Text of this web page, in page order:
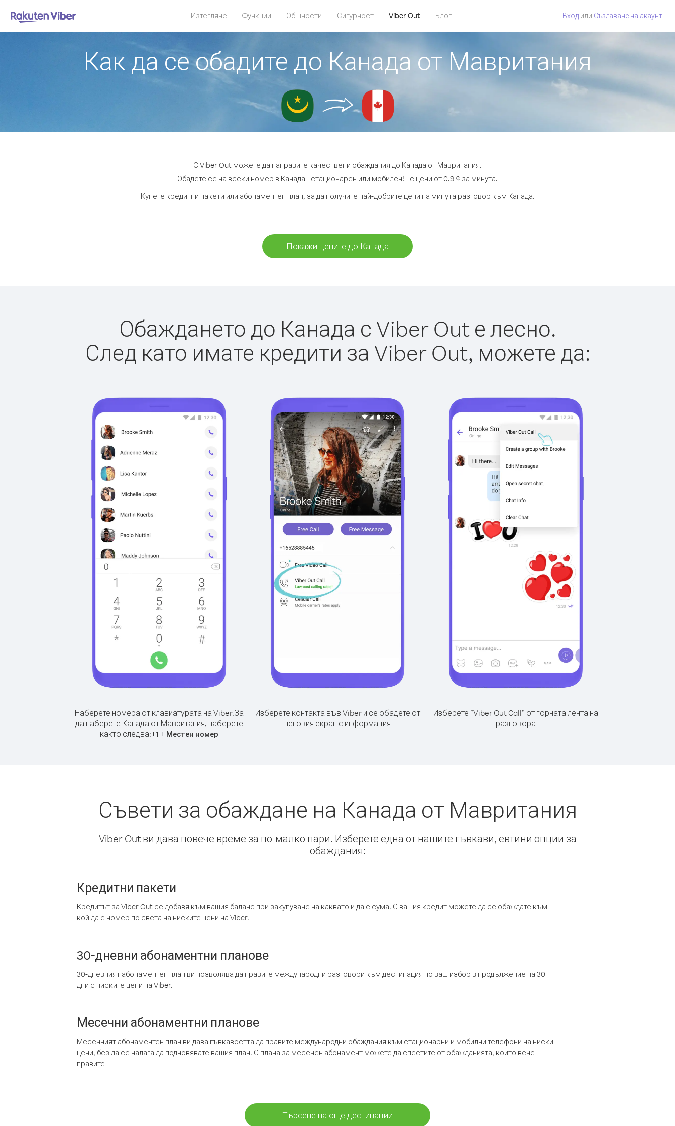
Изтегляне Функции Общности Сигурност Viber Out Блог Вход или Създаване на акаунт
Как да се обадите до Канада от Мавритания
С Viber Out можете да направите качествени обаждания до Канада от Мавритания.
Обадете се на всеки номер в Канада - стационарен или мобилен! - с цени от 0.9 ¢ за минута.
Купете кредитни пакети или абонаментен план, за да получите най-добрите цени на минута разговор към Канада.
Покажи цените до Канада
Обаждането до Канада с Viber Out е лесно.
След като имате кредити за Viber Out, можете да:
Наберете номера от клавиатурата на Viber.За
да наберете Канада от Мавритания, наберете
както следва:+1 + Местен номер
Изберете контакта във Viber и се обадете от
неговия екран с информация
Изберете “Viber Out Call” от горната лента на
разговора
Съвети за обаждане на Канада от Мавритания
Viber Out ви дава повече време за по-малко пари. Изберете една от нашите гъвкави, евтини опции за
обаждания:
Кредитни пакети
Кредитът за Viber Out се добавя към вашия баланс при закупуване на каквато и да е сума. С вашия кредит можете да се обаждате към
кой да е номер по света на ниските цени на Viber.
30-дневни абонаментни планове
30-дневният абонаментен план ви позволява да правите международни разговори към дестинация по ваш избор в продължение на 30
дни с ниските цени на Viber.
Месечни абонаментни планове
Месечният абонаментен план ви дава гъвкавостта да правите международни обаждания към стационарни и мобилни телефони на ниски
цени, без да се налага да подновявате вашия план. С плана за месечен абонамент можете да спестите от обажданията, които вече
правите
Търсене на още дестинации